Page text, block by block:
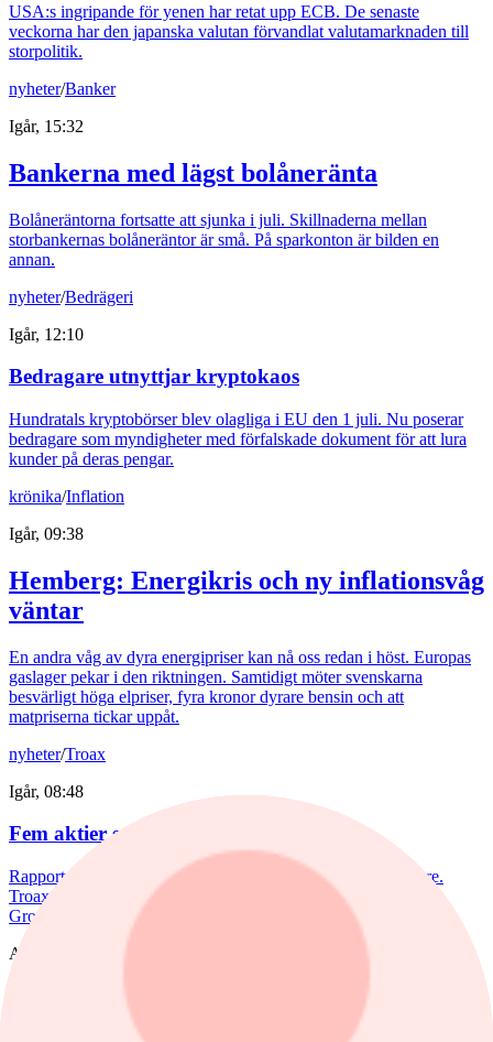
USA:s ingripande för yenen har retat upp ECB. De senaste
veckorna har den japanska valutan förvandlat valutamarknaden till
storpolitik.
nyheter/Banker
Igår, 15:32
Bankerna med lägst bolåneränta
Bolåneräntorna fortsatte att sjunka i juli. Skillnaderna mellan
storbankernas bolåneräntor är små. På sparkonton är bilden en
annan.
nyheter/Bedrägeri
Igår, 12:10
Bedragare utnyttjar kryptokaos
Hundratals kryptobörser blev olagliga i EU den 1 juli. Nu poserar
bedragare som myndigheter med förfalskade dokument för att lura
kunder på deras pengar.
krönika/Inflation
Igår, 09:38
Hemberg: Energikris och ny inflationsvåg
väntar
En andra våg av dyra energipriser kan nå oss redan i höst. Europas
gaslager pekar i den riktningen. Samtidigt möter svenskarna
besvärligt höga elpriser, fyra kronor dyrare bensin och att
matpriserna tickar uppåt.
nyheter/Troax
Igår, 08:48
Fem aktier som tog revansch i juli
Rapportperioden väckte liv i flera av börsens tidigare förlorare.
Troax rusade 37% under juli, medan Hexpol, Billerud och BE
Group steg mellan 18 till 23%.
Aktieanalys